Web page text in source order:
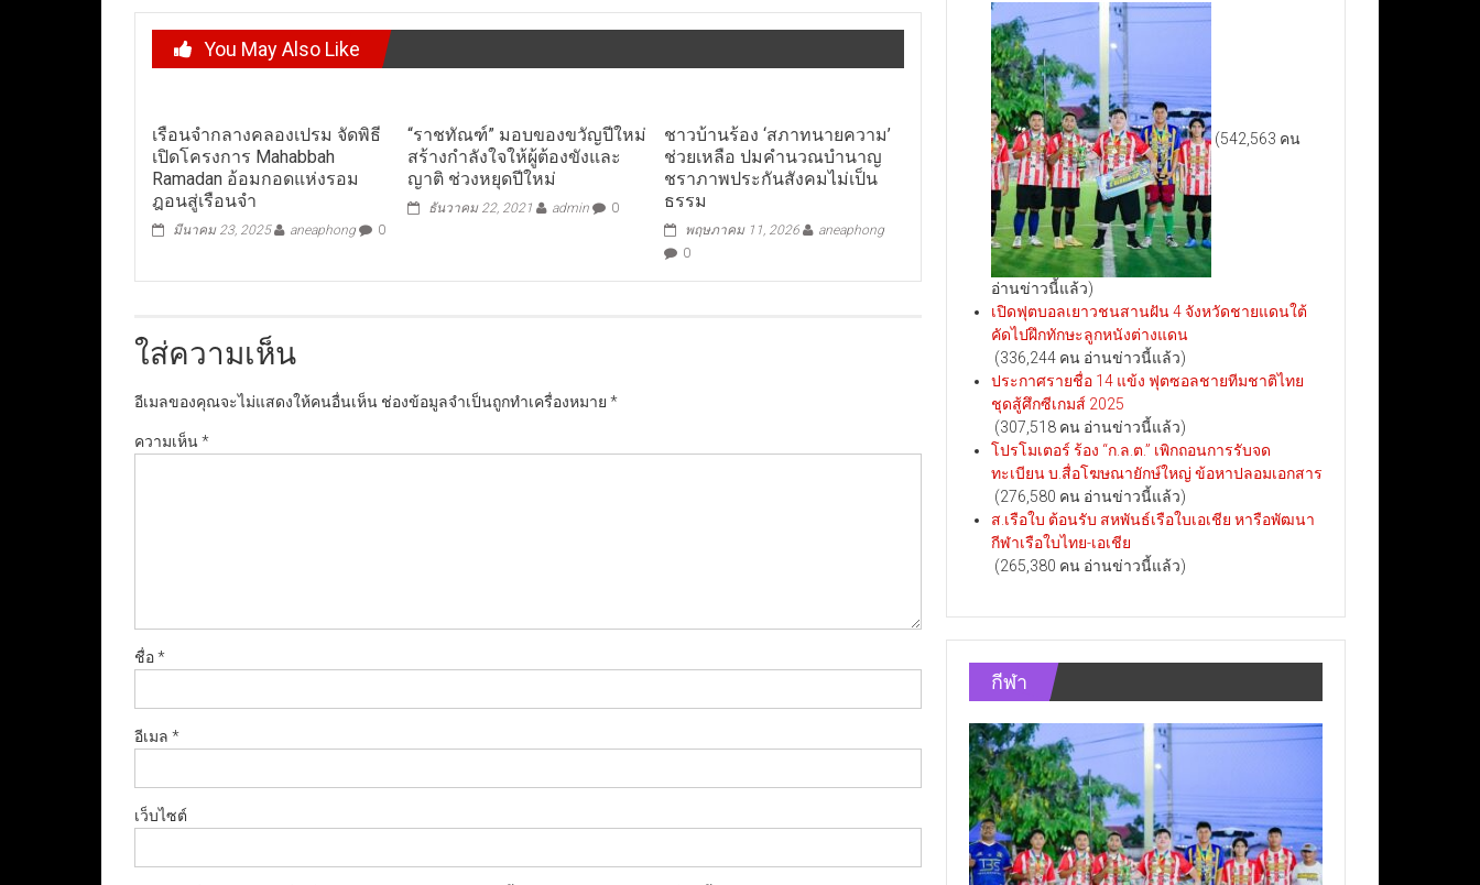
You May Also Like
เรือนจำกลางคลองเปรม จัดพิธี
เปิดโครงการ Mahabbah
Ramadan อ้อมกอดแห่งรอม
ฎอนสู่เรือนจำ
มีนาคม 23, 2025 aneaphong 0
“ราชทัณฑ์” มอบของขวัญปีใหม่
สร้างกำลังใจให้ผู้ต้องขังและ
ญาติ ช่วงหยุดปีใหม่
ธันวาคม 22, 2021 admin 0
ชาวบ้านร้อง ‘สภาทนายความ’
ช่วยเหลือ ปมคำนวณบำนาญ
ชราภาพประกันสังคมไม่เป็น
ธรรม
พฤษภาคม 11, 2026
aneaphong
0
ใส่ความเห็น
อีเมลของคุณจะไม่แสดงให้คนอื่นเห็น ช่องข้อมูลจำเป็นถูกทำเครื่องหมาย *
ความเห็น*
ชื่อ*
อีเมล *
เว็บไซต์
(542,563 คน
อ่านข่าวนี้แล้ว)
เปิดฟุตบอลเยาวชนสานฝัน 4 จังหวัดชายแดนใต้
คัดไปฝึกทักษะลูกหนังต่างแดน
(336,244 คน อ่านข่าวนี้แล้ว)
ประกาศรายชื่อ 14 แข้ง ฟุตซอลชายทีมชาติไทย
ชุดสู้ศึกซีเกมส์ 2025
(307,518 คน อ่านข่าวนี้แล้ว)
โปรโมเตอร์ ร้อง “ก.ล.ต.” เพิกถอนการรับจด
ทะเบียน บ.สื่อโฆษณายักษ์ใหญ่ ข้อหาปลอมเอกสาร
(276,580 คน อ่านข่าวนี้แล้ว)
ส.เรือใบ ต้อนรับ สหพันธ์เรือใบเอเชีย หารือพัฒนา
กีฬาเรือใบไทย-เอเชีย
(265,380 คน อ่านข่าวนี้แล้ว)
กีฬา